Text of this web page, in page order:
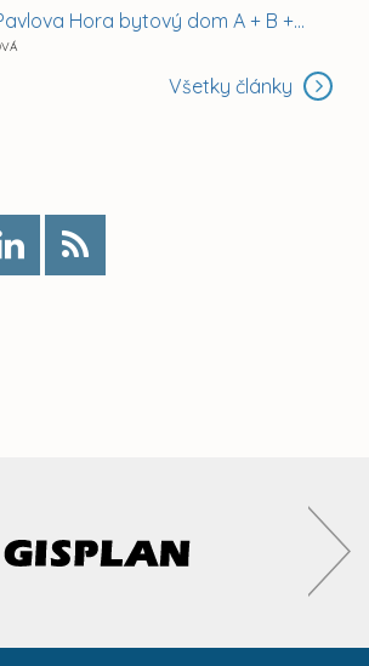
Hora bytový dom A + B +...
Všetky články